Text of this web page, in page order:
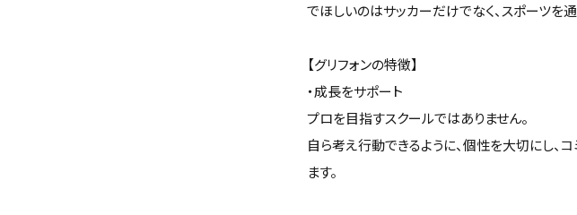
でほしいのはサッカーだけでなく、スポーツを
【グリフォンの特徴】
・成長をサポート
プロを目指すスクールではありません。
自ら考え行動できるように、個性を大切にし、
ます。